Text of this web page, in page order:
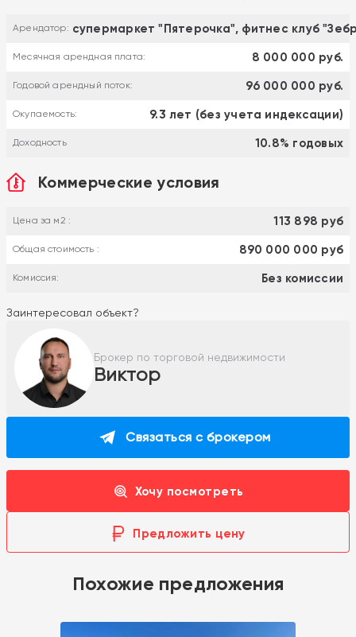
Арендатор: супермаркет "Пятерочка", фитнес клуб
Месячная арендная плата: 8 000 000 руб.
Годовой арендный поток: 96 000 000 руб.
Окупаемость: 9.3 лет (без учета индексации)
Доходность 10.8% годовых
Коммерческие условия
Цена за м2 : 113 898 руб
Общая стоимость : 890 000 000 руб
Комиссия: Без комиссии
Заинтересовал объект?
Брокер по торговой недвижимости
Виктор
Связаться с брокером
Хочу посмотреть
Предложить цену
Похожие предложения